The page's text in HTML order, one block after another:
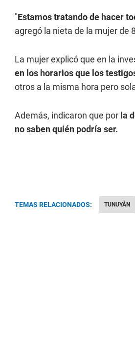
"Estamos tratando de hacer
agregó la nieta de la mujer de
La mujer explicó que en la
en los horarios que los
otros a la misma hora pero
Además, indicaron que por la
no saben quién podría ser.
TEMAS RELACIONADOS: TUNUYÁN